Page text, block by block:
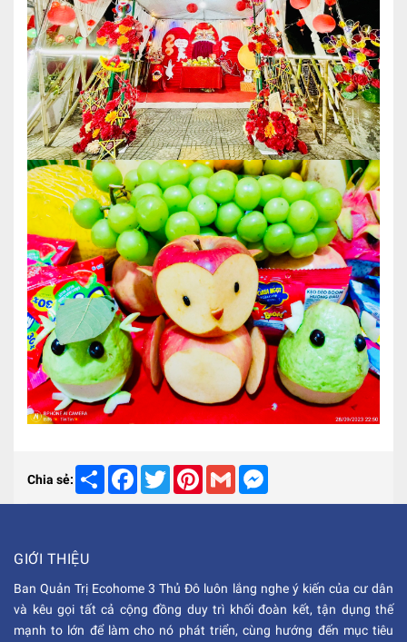
Chia sẻ: Share Facebook
TwitterPinterestGmail
GIỚI THIỆU
Ban Quản Trị Ecohome 3 Thủ Đô luôn lắng nghe ý kiến của cư dân
và kêu gọi tất cả cộng đồng duy trì khối đoàn kết, tận dụng thế
mạnh to lớn để làm cho nó phát triển, cùng hướng đến mục tiêu